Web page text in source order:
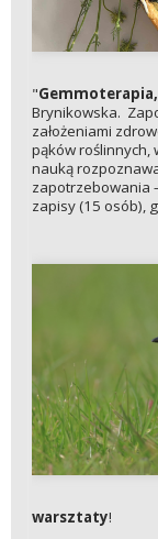
"
Brynikowska.
założeniami
pąków roślinnych,
nauką
zapotrzebowania
zapisy (15 osób),
warsztaty!